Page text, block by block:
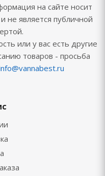
на сайте носит
не является публичной
или у вас есть другие
товаров - просьба